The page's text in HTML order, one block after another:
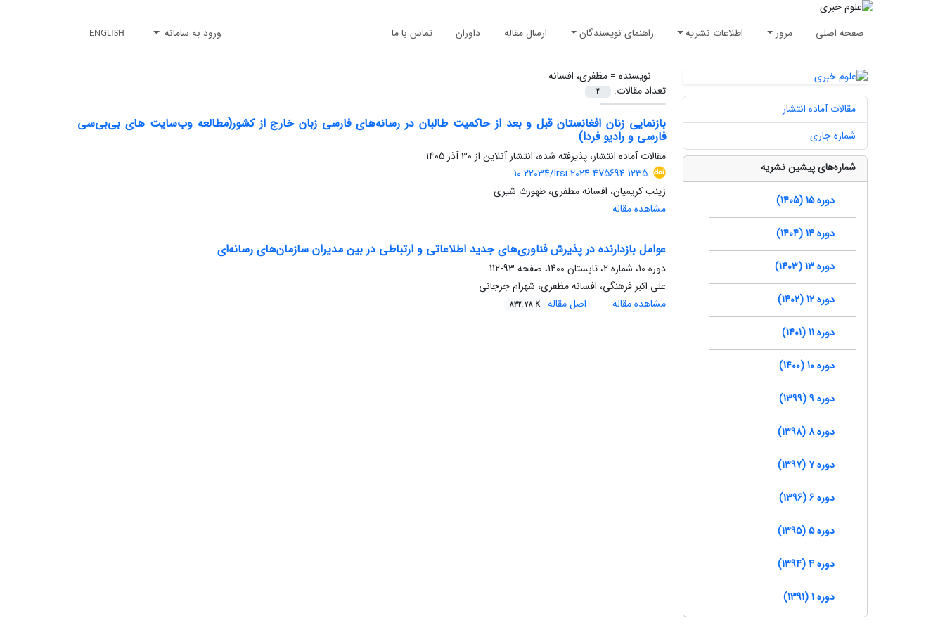
صفحه اصلی مرور اطلاعات نشریه راهنمای نویسندگان ارسال مقاله داوران تماس با ما ورود به سامانه ENGLISH
نویسنده =مظفری، افسانه
تعداد مقالات:
2
بازنمایی زنان افغانستان قبل و بعد از حاکمیت طالبان در رسانه‌های فارسی زبان خارج از کشور(مطالعه وب‌سایت های بی‌بی‌سی
فارسی و رادیو فردا)
مقالات آماده انتشار، پذیرفته شده، انتشار آنلاین از 30 آذر 1405
10.22034/lrsi.2024.475694.1235
زینب کریمیان، افسانه مظفری، طهورث شیری
مشاهده مقاله
عوامل بازدارنده در پذیرش فناوری‌های جدید اطلاعاتی و ارتباطی در بین مدیران سازمان‌های رسانه‌ای
دوره 10، شماره 2، تابستان 1400، صفحه
93-112
علی اکبر فرهنگی، افسانه مظفری، شهرام جرجانی
مشاهده مقاله
اصل مقاله 832.78 K
مقالات آماده انتشار
شماره جاری
شماره‌های پیشین نشریه
دوره 15 (1405)
دوره 14 (1404)
دوره 13 (1403)
دوره 12 (1402)
دوره 11 (1401)
دوره 10 (1400)
دوره 9 (1399)
دوره 8 (1398)
دوره 7 (1397)
دوره 6 (1396)
دوره 5 (1395)
دوره 4 (1394)
دوره 1 (1391)